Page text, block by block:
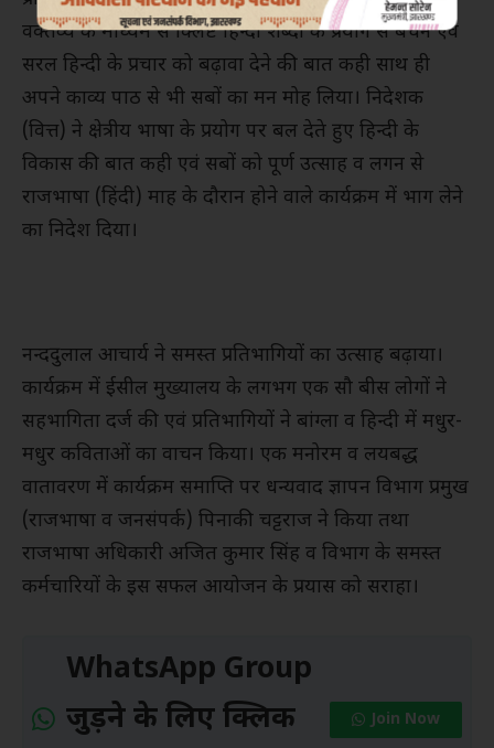
वक्तव्य के माध्यम से क्लिष्ट हिन्दी शब्दों के प्रयोग से बचने एवं
सरल हिन्दी के प्रचार को बढ़ावा देने की बात कही साथ ही
अपने काव्य पाठ से भी सबों का मन मोह लिया। निदेशक
(वित्त) ने क्षेत्रीय भाषा के प्रयोग पर बल देते हुए हिन्दी के
विकास की बात कही एवं सबों को पूर्ण उत्साह व लगन से
राजभाषा (हिंदी) माह के दौरान होने वाले कार्यक्रम में भाग लेने
का निदेश दिया।
नन्ददुलाल आचार्य ने समस्त प्रतिभागियों का उत्साह बढ़ाया।
कार्यक्रम में ईसील मुख्यालय के लगभग एक सौ बीस लोगों ने
सहभागिता दर्ज की एवं प्रतिभागियों ने बांग्ला व हिन्दी में मधुर-
मधुर कविताओं का वाचन किया। एक मनोरम व लयबद्ध
वातावरण में कार्यक्रम समाप्ति पर धन्यवाद ज्ञापन विभाग प्रमुख
(राजभाषा व जनसंपर्क) पिनाकी चट्टराज ने किया तथा
राजभाषा अधिकारी अजित कुमार सिंह व विभाग के समस्त
कर्मचारियों के इस सफल आयोजन के प्रयास को सराहा।
WhatsApp Group
जुड़ने के लिए क्लिक
Join Now